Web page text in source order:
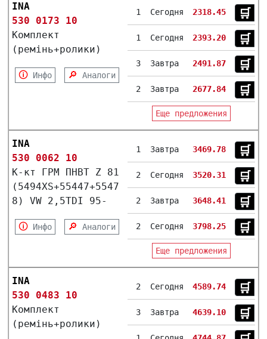
INA
530 0173 10
Комплект
(ремінь+ролики)
🛈Инфо 🔎 Аналоги
1 Сегодня 2318.45 🛒︎
1 Сегодня 2393.20 🛒︎
3 Завтра 2491.87 🛒︎
2 Завтра 2677.84 🛒︎
Еще предложения
INA
530 0062 10
К-кт ГРМ ПНВТ Z 81
(5494XS+55447+5547
8) VW 2,5TDI 95-
🛈Инфо 🔎 Аналоги
1 Завтра 3469.78 🛒︎
2 Сегодня 3520.31 🛒︎
2 Завтра 3648.41 🛒︎
2 Сегодня 3798.25 🛒︎
Еще предложения
INA
530 0483 10
Комплект
(ремінь+ролики)
2 Сегодня 4589.74 🛒︎
3 Завтра 4639.10 🛒︎